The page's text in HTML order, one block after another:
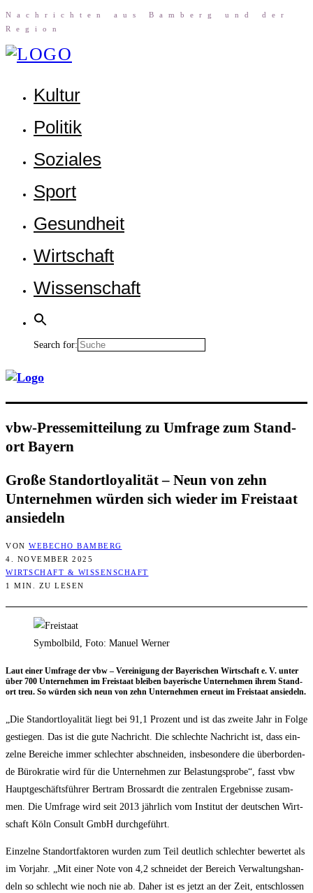
Nach­rich­ten aus Bam­berg und der
Region
Kul­tur
Poli­tik
Sozia­les
Sport
Gesund­heit
Wirt­schaft
Wis­sen­schaft
Search for:
vbw-Pres­se­mit­tei­lung zu Umfra­ge zum Stand­
ort Bayern
Gro­ße Stand­ort­loya­li­tät – Neun von zehn
Unter­neh­men wür­den sich wie­der im Frei­staat
ansiedeln
VON WEBECHO BAMBERG
4. NOVEMBER 2025
WIRTSCHAFT & WISSENSCHAFT
1 MIN. ZU LESEN
Symbolbild, Foto: Manuel Werner
Laut einer Umfra­ge der vbw – Ver­ei­ni­gung der Baye­ri­schen Wirt­schaft e. V. unter
über 700 Unter­neh­men im Frei­staat blei­ben baye­ri­sche Unter­neh­men ihrem Stand­
ort treu. So wür­den sich neun von zehn Unter­neh­men erneut im Frei­staat ansiedeln.
„Die Stand­ort­loya­li­tät liegt bei 91,1 Pro­zent und ist das zwei­te Jahr in Fol­ge
gestie­gen. Das ist die gute Nach­richt. Die schlech­te Nach­richt ist, dass ein­
zel­ne Berei­che immer schlech­ter abschnei­den, ins­be­son­de­re die über­bor­den­
de Büro­kra­tie wird für die Unter­neh­men zur Belas­tungs­pro­be“, fasst vbw
Haupt­ge­schäfts­füh­rer Bert­ram Bros­sardt die zen­tra­len Ergeb­nis­se zusam­
men. Die Umfra­ge wird seit 2013 jähr­lich vom Insti­tut der deut­schen Wirt­
schaft Köln Con­sult GmbH durchgeführt.
Ein­zel­ne Stand­ort­fak­to­ren wur­den zum Teil deut­lich schlech­ter bewer­tet als
im Vor­jahr. „Mit einer Note von 4,2 schnei­det der Bereich Ver­wal­tungs­han­
deln so schlecht wie noch nie ab. Daher ist es jetzt an der Zeit, ent­schlos­sen